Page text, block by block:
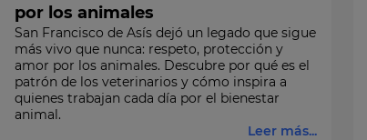
por los animales
San Francisco de Asís dejó un legado que sigue
más vivo que nunca: respeto, protección y
amor por los animales. Descubre por qué es el
patrón de los veterinarios y cómo inspira a
quienes trabajan cada día por el bienestar
animal.
Leer más...